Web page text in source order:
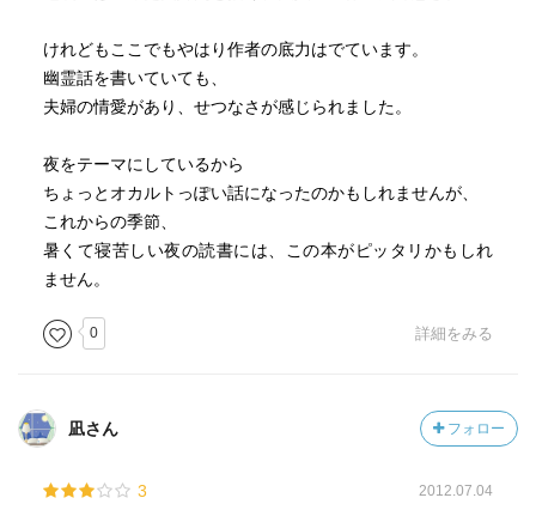
けれどもここでもやはり作者の底力はでています。
幽霊話を書いていても、
夫婦の情愛があり、せつなさが感じられました。
夜をテーマにしているから
ちょっとオカルトっぽい話になったのかもしれませんが、
これからの季節、
暑くて寝苦しい夜の読書には、この本がピッタリかもしれ
ません。
0 詳細をみる
凪さん フォロー
3 2012.07.04